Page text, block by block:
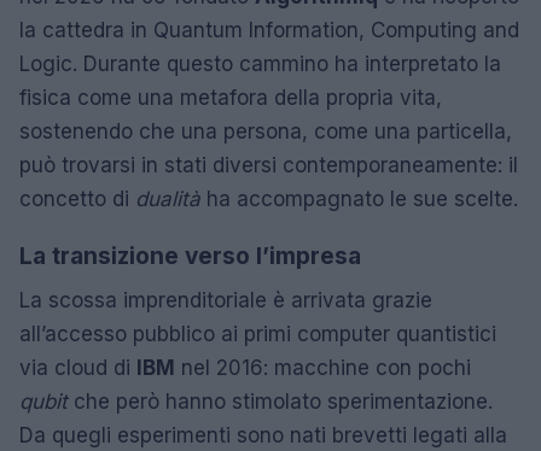
la cattedra in Quantum Information, Computing and
Logic. Durante questo cammino ha interpretato la
fisica come una metafora della propria vita,
sostenendo che una persona, come una particella,
può trovarsi in stati diversi contemporaneamente: il
concetto di dualità ha accompagnato le sue scelte.
La transizione verso l’impresa
La scossa imprenditoriale è arrivata grazie
all’accesso pubblico ai primi computer quantistici
via cloud di IBM nel 2016: macchine con pochi
qubitche però hanno stimolato sperimentazione.
Da quegli esperimenti sono nati brevetti legati alla